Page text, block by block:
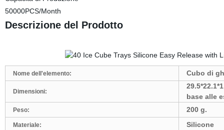
50000PCS/Month
Descrizione del Prodotto
Nome dell'elemento: Cubo di
Dimensioni:
base alle
Peso: 200 g.
Materiale: Silicone